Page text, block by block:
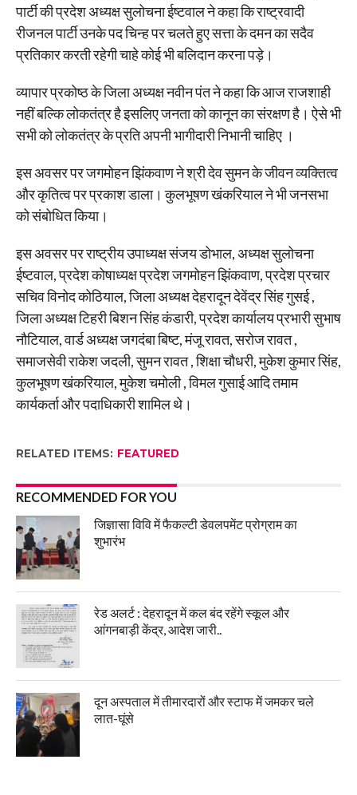
पार्टी की प्रदेश अध्यक्ष सुलोचना ईष्टवाल ने कहा कि राष्ट्रवादी
रीजनल पार्टी उनके पद चिन्ह पर चलते हुए सत्ता के दमन का सदैव
प्रतिकार करती रहेगी चाहे कोई भी बलिदान करना पड़े।
व्यापार प्रकोष्ठ के जिला अध्यक्ष नवीन पंत ने कहा कि आज राजशाही
नहीं बल्कि लोकतंत्र है इसलिए जनता को कानून का संरक्षण है। ऐसे भी
सभी को लोकतंत्र के प्रति अपनी भागीदारी निभानी चाहिए ।
इस अवसर पर जगमोहन झिंकवाण ने श्री देव सुमन के जीवन व्यक्तित्व
और कृतित्व पर प्रकाश डाला। कुलभूषण खंकरियाल ने भी जनसभा
को संबोधित किया।
इस अवसर पर राष्ट्रीय उपाध्यक्ष संजय डोभाल, अध्यक्ष सुलोचना
ईष्टवाल, प्रदेश कोषाध्यक्ष प्रदेश जगमोहन झिंकवाण, प्रदेश प्रचार
सचिव विनोद कोठियाल, जिला अध्यक्ष देहरादून देवेंद्र सिंह गुसई ,
जिला अध्यक्ष टिहरी बिशन सिंह कंडारी, प्रदेश कार्यालय प्रभारी सुभाष
नौटियाल, वार्ड अध्यक्ष जगदंबा बिष्ट, मंजू रावत, सरोज रावत ,
समाजसेवी राकेश जदली, सुमन रावत , शिक्षा चौधरी, मुकेश कुमार सिंह,
कुलभूषण खंकरियाल, मुकेश चमोली , विमल गुसाई आदि तमाम
कार्यकर्ता और पदाधिकारी शामिल थे।
RELATED ITEMS: FEATURED
RECOMMENDED FOR YOU
जिज्ञासा विवि में फैकल्टी डेवलपमेंट प्रोग्राम का
शुभारंभ
रेड अलर्ट : देहरादून में कल बंद रहेंगे स्कूल और
आंगनबाड़ी केंद्र, आदेश जारी..
दून अस्पताल में तीमारदारों और स्टाफ में जमकर चले
लात-घूंसे